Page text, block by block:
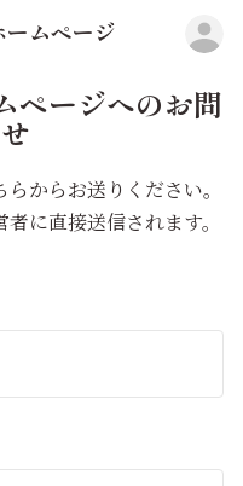
ームページ
ページへのお問
からお送りください。
に直接送信されます。